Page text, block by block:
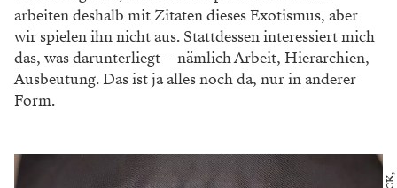
arbeiten deshalb mit Zitaten dieses Exotismus, aber
wir spielen ihn nicht aus. Stattdessen interessiert mich
das, was darunterliegt – nämlichArbeit, Hierarchien,
Ausbeutung. Das ist ja allesnoch da, nur in anderer
Form.